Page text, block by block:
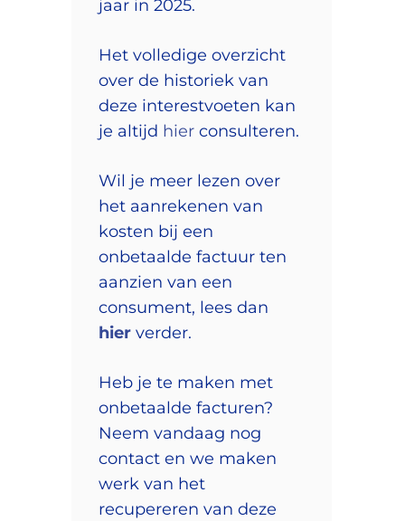
jaar in 2025.
Het volledige overzicht
over de historiek van
deze interestvoeten kan
je altijd hier consulteren.
Wil je meer lezen over
het aanrekenen van
kosten bij een
onbetaalde factuur ten
aanzien van een
consument, lees dan
hier verder.
Heb je te maken met
onbetaalde facturen?
Neem vandaag nog
contact en we maken
werk van het
recupereren van deze